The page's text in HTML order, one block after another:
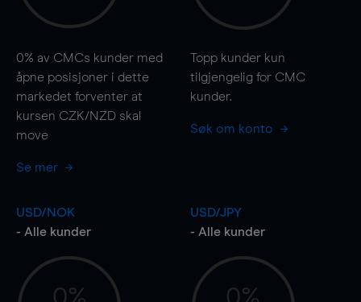
0% av CMCs kunder med
åpne posisjoner i dette
markedet forventer at
kursen CZK/NZD skal
move
Se mer
Topp kunder kun
tilgjengelig for CMC
kunder.
Søk om konto
USD/NOK
- Alle kunder
USD/JPY
- Alle kunder